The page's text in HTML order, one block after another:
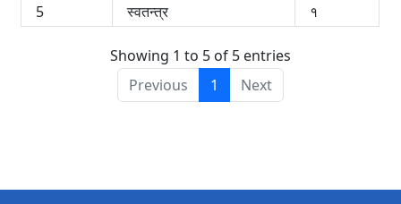
5
स्वतन्त्र १
Showing 1 to 5 of 5 entries
Previous
1 Next